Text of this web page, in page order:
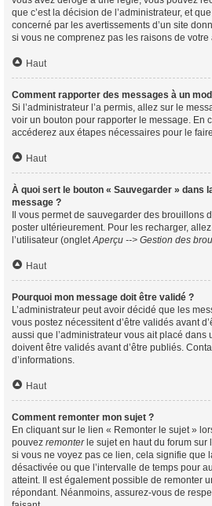
que c’est la décision de l’administrateur, et
concerné par les avertissements d’un site
si vous ne comprenez pas les raisons de votre
Haut
Comment rapporter des messages à un
Si l’administrateur l’a permis, allez sur le
voir un bouton pour rapporter le message. En
accéderez aux étapes nécessaires pour le
Haut
À quoi sert le bouton « Sauvegarder » dans
message ?
Il vous permet de sauvegarder des brouillons
poster ultérieurement. Pour les recharger,
l’utilisateur (ongletAperçu --> Gestion des
Haut
Pourquoi mon message doit être validé ?
L’administrateur peut avoir décidé que les
vous postez nécessitent d’être validés avant
aussi que l’administrateur vous ait placé
doivent être validés avant d’être publiés.
d’informations.
Haut
Comment remonter mon sujet ?
En cliquant sur le lien « Remonter le sujet »
pouvez remonterle sujet en haut du forum sur
si vous ne voyez pas ce lien, cela signifie que
désactivée ou que l’intervalle de temps pour
atteint. Il est également possible de remonter
répondant. Néanmoins, assurez-vous de